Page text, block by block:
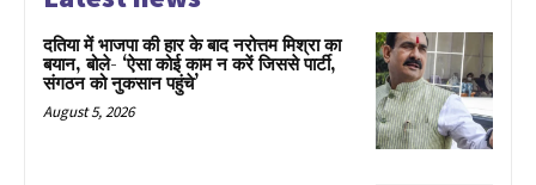
दतिया में भाजपा की हार के बाद नरोत्तम मिश्रा का
बयान, बोले- ‘ऐसा कोई काम न करें जिससे पार्टी,
संगठन को नुकसान पहुंचे’
August 5, 2026